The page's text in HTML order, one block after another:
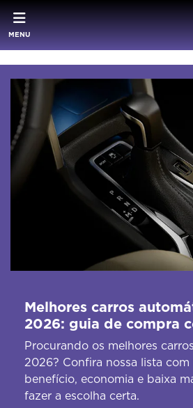
MENU
Melhores carros
2026: guia de compra
Procurando os melhores
2026? Confira nossa lista
benefício, economia e baixa
fazer a escolha certa.